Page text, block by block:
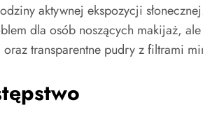
aktywnej ekspozycji
dla osób noszących makijaż,
transparentne pudry z filtrami